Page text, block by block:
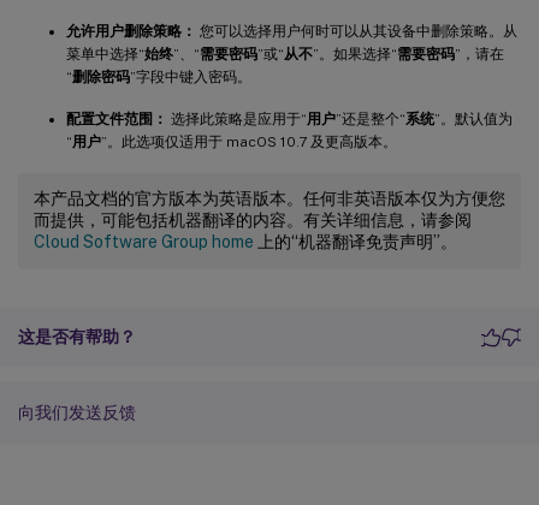
允许用户删除策略： 您可以选择用户何时可以从其设备中删除策略。从
菜单中选择“始终”、“需要密码”或“从不”。如果选择“需要密码”，请在
“删除密码”字段中键入密码。
配置文件范围： 选择此策略是应用于“用户”还是整个“系统”。默认值为
“用户”。此选项仅适用于 macOS 10.7 及更高版本。
本产品文档的官方版本为英语版本。任何非英语版本仅为方便您
而提供，可能包括机器翻译的内容。有关详细信息，请参阅
Cloud Software Group home 上的“机器翻译免责声明”。
这是否有帮助？
向我们发送反馈